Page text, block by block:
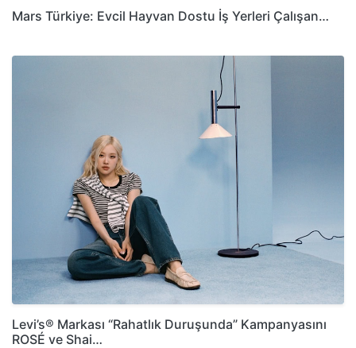
Mars Türkiye: Evcil Hayvan Dostu İş Yerleri Çalışan…
Levi’s® Markası “Rahatlık Duruşunda” Kampanyasını
ROSÉ ve Shai…